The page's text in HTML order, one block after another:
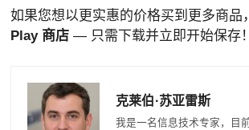
如果您想以更实惠的价格买到更多商
Play 商店 — 只需下载并立即开始保存！
克莱伯·苏亚雷斯
我是一名信息技术专家，目